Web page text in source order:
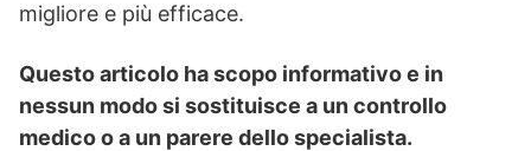
migliore e più efficace.
Questo articolo ha scopo informativo e in
nessun modo si sostituisce a un controllo
medico o a un parere dello specialista.